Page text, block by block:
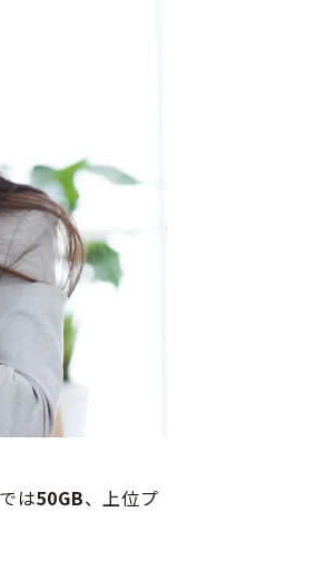
は50GB、上位プ